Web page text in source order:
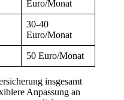
Euro/Monat
30-40
Euro/Monat
50 Euro/Monat
insgesamt
Anpassung an